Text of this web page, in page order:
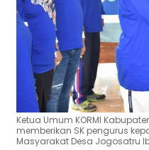
Ketua Umum KORMI
memberikan SK pengurus
Masyarakat Desa Jogosatru